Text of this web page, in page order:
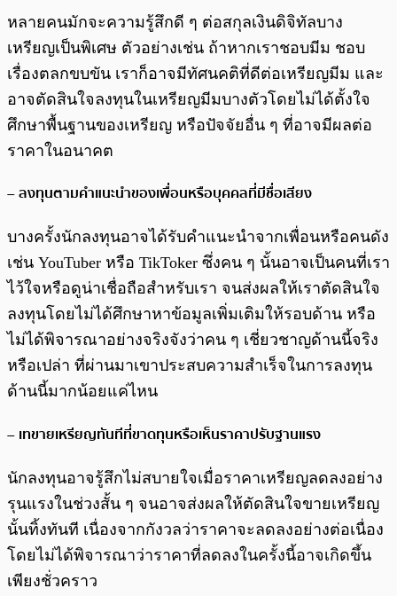
หลายคนมักจะความรู้สึกดี ๆ ต่อสกุลเงินดิจิทัลบาง
เหรียญเป็นพิเศษ ตัวอย่างเช่น ถ้าหากเราชอบมีม ชอบ
เรื่องตลกขบขัน เราก็อาจมีทัศนคติที่ดีต่อเหรียญมีม และ
อาจตัดสินใจลงทุนในเหรียญมีมบางตัวโดยไม่ได้ตั้งใจ
ศึกษาพื้นฐานของเหรียญ หรือปัจจัยอื่น ๆ ที่อาจมีผลต่อ
ราคาในอนาคต
– ลงทุนตามคำแนะนำของเพื่อนหรือบุคคลที่มีชื่อเสียง
บางครั้งนักลงทุนอาจได้รับคำแนะนำจากเพื่อนหรือคนดัง
เช่น YouTuber หรือ TikToker ซึ่งคน ๆ นั้นอาจเป็นคนที่เรา
ไว้ใจหรือดูน่าเชื่อถือสำหรับเรา จนส่งผลให้เราตัดสินใจ
ลงทุนโดยไม่ได้ศึกษาหาข้อมูลเพิ่มเติมให้รอบด้าน หรือ
ไม่ได้พิจารณาอย่างจริงจังว่าคน ๆ เชี่ยวชาญด้านนี้จริง
หรือเปล่า ที่ผ่านมาเขาประสบความสำเร็จในการลงทุน
ด้านนี้มากน้อยแค่ไหน
– เทขายเหรียญทันทีที่ขาดทุนหรือเห็นราคาปรับฐานแรง
นักลงทุนอาจรู้สึกไม่สบายใจเมื่อราคาเหรียญลดลงอย่าง
รุนแรงในช่วงสั้น ๆ จนอาจส่งผลให้ตัดสินใจขายเหรียญ
นั้นทิ้งทันที เนื่องจากกังวลว่าราคาจะลดลงอย่างต่อเนื่อง
โดยไม่ได้พิจารณาว่าราคาที่ลดลงในครั้งนี้อาจเกิดขึ้น
เพียงชั่วคราว